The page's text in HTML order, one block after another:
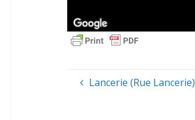
Lancerie (Rue Lancerie)